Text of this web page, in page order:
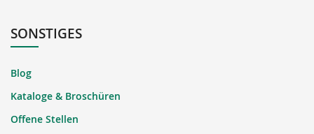
SONSTIGES
Blog
Kataloge & Broschüren
Offene Stellen